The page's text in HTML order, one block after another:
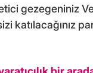
gezegeniniz
katılacağınız